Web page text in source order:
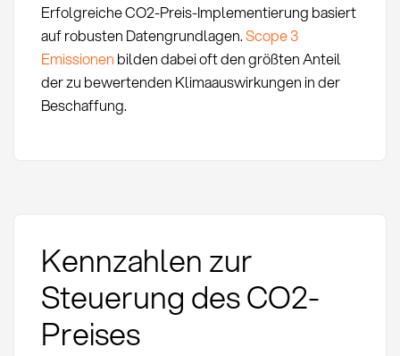
Erfolgreiche CO2-Preis-Implementierung basiert
auf robusten Datengrundlagen.Scope 3
Emissionen bilden dabei oft den größten Anteil
der zu bewertenden Klimaauswirkungen in der
Beschaffung.
Kennzahlen zur
Steuerung des CO2-
Preises